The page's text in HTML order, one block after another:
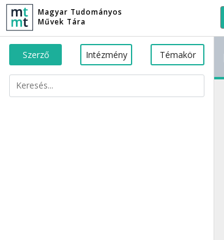
Magyar Tudományos
Művek Tára
Szerző Intézmény Témakör